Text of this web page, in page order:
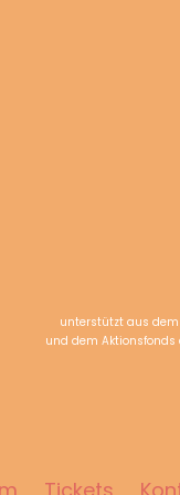
unterstützt aus
und dem Aktionsfonds